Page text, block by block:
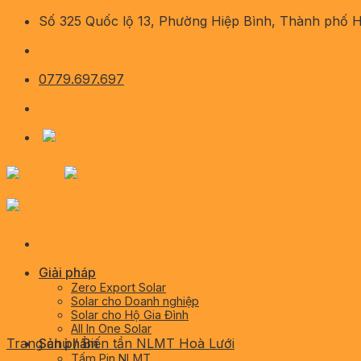
Skip
content
Số 325 Quốc lộ 13, Phường Hiệp Bình, Thành phố
0779.697.697
Giải pháp
Zero Export Solar
Solar cho Doanh nghiệp
Solar cho Hộ Gia Đình
All In One Solar
Sản phẩm
Tấm Pin NLMT
Trang chủ / Biến tần NLMT Hoà Lưới